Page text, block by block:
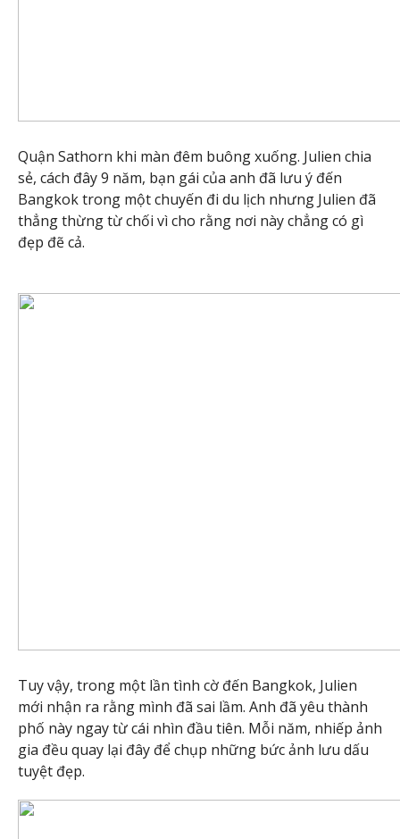
Quận Sathorn khi màn đêm buông xuống. Julien chia
sẻ, cách đây 9 năm, bạn gái của anh đã lưu ý đến
Bangkok trong một chuyến đi du lịch nhưng Julien đã
thẳng thừng từ chối vì cho rằng nơi này chẳng có gì
đẹp đẽ cả.
Tuy vậy, trong một lần tình cờ đến Bangkok, Julien
mới nhận ra rằng mình đã sai lầm. Anh đã yêu thành
phố này ngay từ cái nhìn đầu tiên. Mỗi năm, nhiếp ảnh
gia đều quay lại đây để chụp những bức ảnh lưu dấu
tuyệt đẹp.